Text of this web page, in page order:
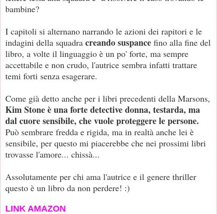
bambine?
I capitoli si alternano narrando le azioni dei rapitori e le
indagini della squadra creando suspance fino alla fine del
libro, a volte il linguaggio è un po' forte, ma sempre
accettabile e non crudo, l'autrice sembra infatti trattare
temi forti senza esagerare.
Come già detto anche per i libri precedenti della Marsons,
Kim Stone è una forte detective donna, testarda, ma
dal cuore sensibile, che vuole proteggere le persone.
Può sembrare fredda e rigida, ma in realtà anche lei è
sensibile, per questo mi piacerebbe che nei prossimi libri
trovasse l'amore... chissà...
Assolutamente per chi ama l'autrice e il genere thriller
questo è un libro da non perdere! :)
LINK AMAZON